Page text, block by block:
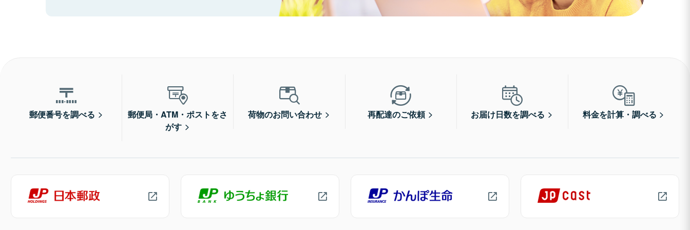
郵便番号を調べる
郵便局・ATM・ポストをさ
がす
荷物のお問い合わせ 再配達のご依頼 お届け日数を調べる 料金を計算・調べる